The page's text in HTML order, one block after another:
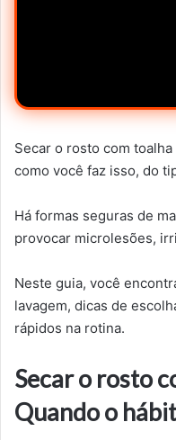
Secar o rosto com
como você faz isso, do
Há formas seguras de
provocar microlesões,
Neste guia, você
lavagem, dicas de
rápidos na rotina.
Secar o rosto
Quando o